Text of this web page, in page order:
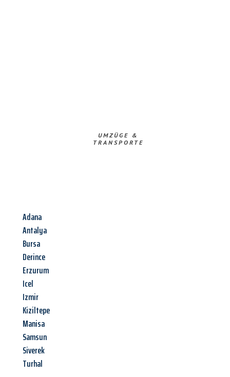
UMZÜGE &
TRANSPORTE
Adana
Antalya
Bursa
Derince
Erzurum
Icel
Izmir
Kiziltepe
Manisa
Samsun
Siverek
Turhal